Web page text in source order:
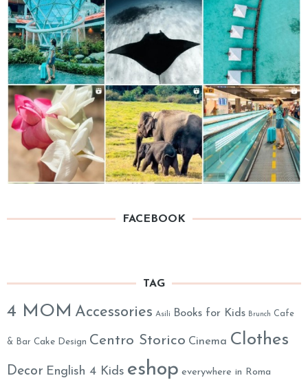
FACEBOOK
TAG
4 MOM Accessories Asili Books for Kids Brunch Cafe
& Bar Cake Design Centro Storico Cinema Clothes
Decor English 4 Kids eshop everywhere in Roma